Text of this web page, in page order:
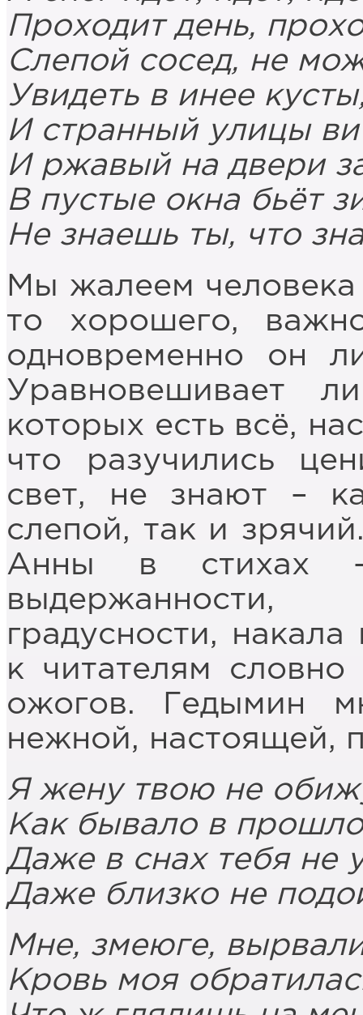
Проходит день,
Слепой сосед, не
Увидеть в инее
И странный улицы
И ржавый на двери
В пустые окна бьёт
Не знаешь ты, что
Мы жалеем человека
то хорошего,
одновременно он
Уравновешивает
которых есть всё,
что разучились
свет, не знают –
слепой, так и
Анны в стихах –
выдержанности,
градусности,
к читателям
ожогов. Гедымин
нежной, настоящей,
Я жену твою не
Как бывало в
Даже в снах тебя не
Даже близко не
Мне, змеюге,
Кровь моя